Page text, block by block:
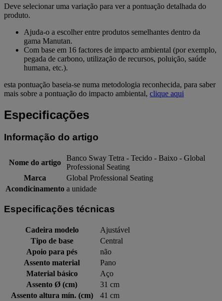
Deve selecionar uma variação para ver a pontuação detalhada do
produto.
Ajuda-o a escolher entre produtos semelhantes dentro da
gama Manutan.
Com base em 16 factores de impacto ambiental (por exemplo,
pegada de carbono, utilização de recursos, poluição, saúde
humana, etc.).
esta pontuação baseia-se numa metodologia reconhecida, para saber
mais sobre a pontuação do impacto ambiental, clique aqui
Especificações
Informação do artigo
Nome do artigo
Banco Sway Tetra - Tecido - Baixo - Global
Professional Seating
Marca
Global Professional Seating
Acondicinamento a unidade
Especificações técnicas
Cadeira modelo
Ajustável
Tipo de base
Central
Apoio para pés
não
Assento material
Pano
Material básico
Aço
Assento Ø (cm)
31 cm
Assento altura mín. (cm)
41 cm